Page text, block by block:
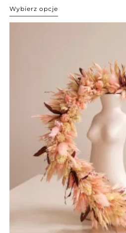
Wybierz opcje